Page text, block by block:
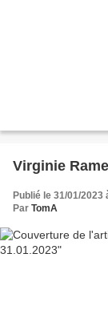
Virginie
Publié le 31/01/2023
Par TomA